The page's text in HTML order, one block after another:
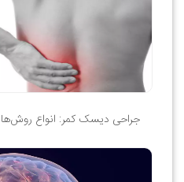
جراحی دیسک کمر: انواع روش‌ها